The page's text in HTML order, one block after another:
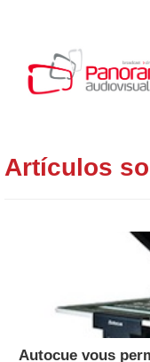
Artículos
Autocue vous